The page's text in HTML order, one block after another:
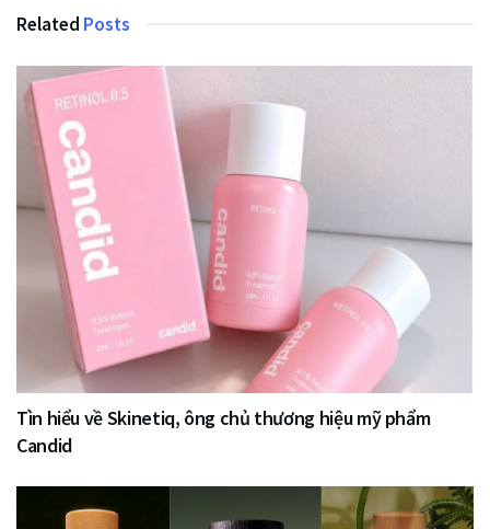
Related Posts
Tìn hiểu về Skinetiq, ông chủ thương hiệu mỹ phẩm
Candid